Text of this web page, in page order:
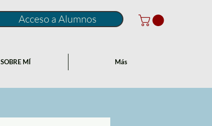
Acceso a Alumnos
SOBRE MÍ Más